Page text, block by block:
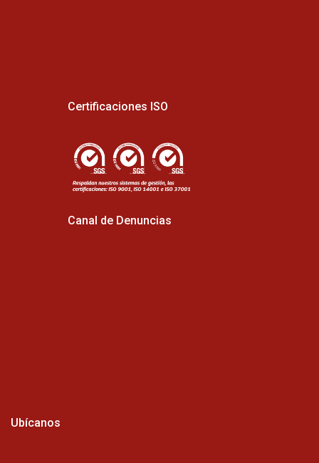
Certificaciones ISO
Canal de Denuncias
Ubícanos